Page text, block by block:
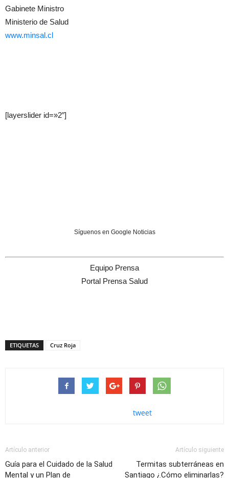
Gabinete Ministro
Ministerio de Salud
www.minsal.cl
[layerslider id=»2″]
Síguenos en Google Noticias
Equipo Prensa
Portal Prensa Salud
ETIQUETAS Cruz Roja
tweet
Artículo anterior
Guía para el Cuidado de la Salud
Mental y un Plan de
Artículo siguiente
Termitas subterráneas en
Santiago ¿Cómo eliminarlas?